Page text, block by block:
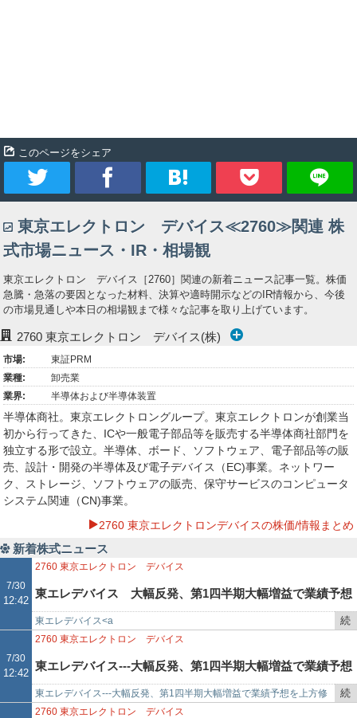
このページをシェア
イ
ー
ト
ェ
ア
ク
マ
ー
ク
東京エレクトロン デバイス≪2760≫関連 株
式市場ニュース・IR・相場観
東京エレクトロン デバイス［2760］関連の新着ニュース記事一覧。株価
急騰・急落の要因となった材料、決算や適時開示などのIR情報から、今後
の市場見通しや本日の相場観まで様々な記事を取り上げています。
2760 東京エレクトロン デバイス(株)
市場:
東証PRM
業種:
卸売業
業界:
半導体および半導体装置
半導体商社。東京エレクトロングループ。東京エレクトロンが創業当
初から行ってきた、ICや一般電子部品等を販売する半導体商社部門を
独立する形で設立。半導体、ボード、ソフトウェア、電子部品等の販
売、設計・開発の半導体及び電子デバイス（EC)事業。ネットワー
ク、ストレージ、ソフトウェアの販売、保守サービスのコンピュータ
システム関連（CN)事業。
2760 東京エレクトロンデバイスの株価/情報まとめ
新着株式ニュース
7/30
12:42
2760 東京エレクトロン デバイス
東エレデバイス 大幅反発、第1四半期大幅増益で業績予想
を上方修正
東エレデバイス<a
href="https://web.fisco.jp/platform/companies/0276000?fm…
続
記
事
7/30
12:42
2760 東京エレクトロン デバイス
東エレデバイス---大幅反発、第1四半期大幅増益で業績予想
を上方修正
東エレデバイス---大幅反発、第1四半期大幅増益で業績予想を上方修
正東エレデバイス<2760>は大幅反発。前日に第1四半期の決算を発表
続
2760 東京エレクトロン デバイス